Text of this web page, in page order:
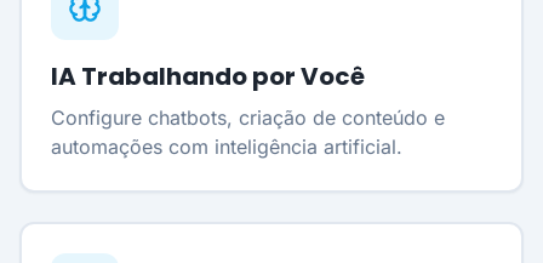
IA Trabalhando por Você
Configure chatbots, criação de conteúdo e
automações com inteligência artificial.